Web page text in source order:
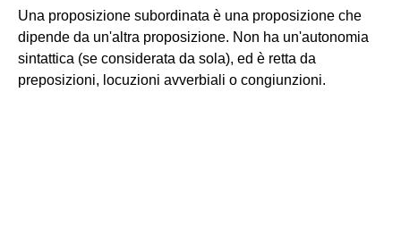
Una proposizione subordinata è una proposizione che
dipende da un'altra proposizione. Non ha un'autonomia
sintattica (se considerata da sola), ed è retta da
preposizioni, locuzioni avverbiali o congiunzioni.